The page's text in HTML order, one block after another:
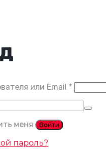
или Email *
меня Войти
пароль?